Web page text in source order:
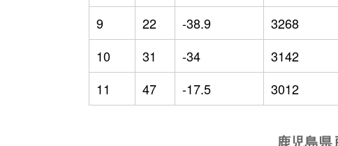
9
22 -38.9 3268
10
31 -34 3142
11
47 -17.5 3012